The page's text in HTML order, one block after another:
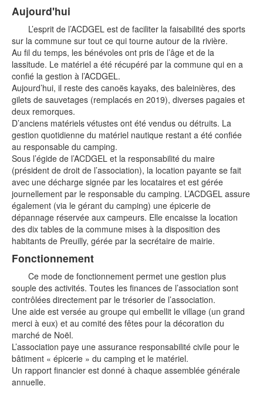
Aujourd'hui
L’esprit de l’ACDGEL est de faciliter la faisabilité des sports
sur la commune sur tout ce qui tourne autour de la rivière.
Au fil du temps, les bénévoles ont pris de l’âge et de la
lassitude. Le matériel a été récupéré par la commune qui en a
confié la gestion à l’ACDGEL.
Aujourd’hui, il reste des canoës kayaks, des baleinières, des
gilets de sauvetages (remplacés en 2019), diverses pagaies et
deux remorques.
D’anciens matériels vétustes ont été vendus ou détruits. La
gestion quotidienne du matériel nautique restant a été confiée
au responsable du camping.
Sous l’égide de l’ACDGEL et la responsabilité du maire
(président de droit de l’association), la location payante se fait
avec une décharge signée par les locataires et est gérée
journellement par le responsable du camping. L’ACDGEL assure
également (via le gérant du camping) une épicerie de
dépannage réservée aux campeurs. Elle encaisse la location
des dix tables de la commune mises à la disposition des
habitants de Preuilly, gérée par la secrétaire de mairie.
Fonctionnement
Ce mode de fonctionnement permet une gestion plus
souple des activités. Toutes les finances de l’association sont
contrôlées directement par le trésorier de l’association.
Une aide est versée au groupe qui embellit le village (un grand
merci à eux) et au comité des fêtes pour la décoration du
marché de Noël.
L’association paye une assurance responsabilité civile pour le
bâtiment « épicerie » du camping et le matériel.
Un rapport financier est donné à chaque assemblée générale
annuelle.